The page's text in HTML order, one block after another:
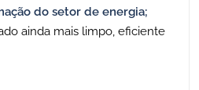
do setor de energia;
ainda mais limpo, eficiente